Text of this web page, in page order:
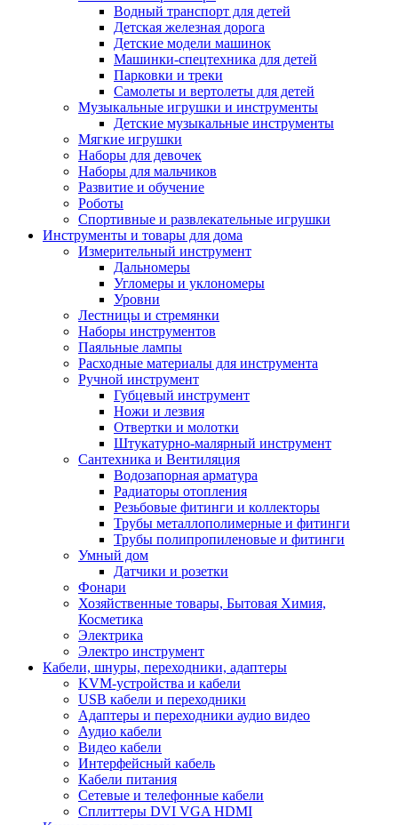
Водный транспорт для детей
Детская железная дорога
Детские модели машинок
Машинки-спецтехника для детей
Парковки и треки
Самолеты и вертолеты для детей
Музыкальные игрушки и инструменты
Детские музыкальные инструменты
Мягкие игрушки
Наборы для девочек
Наборы для мальчиков
Развитие и обучение
Роботы
Спортивные и развлекательные игрушки
Инструменты и товары для дома
Измерительный инструмент
Дальномеры
Угломеры и уклономеры
Уровни
Лестницы и стремянки
Наборы инструментов
Паяльные лампы
Расходные материалы для инструмента
Ручной инструмент
Губцевый инструмент
Ножи и лезвия
Отвертки и молотки
Штукатурно-малярный инструмент
Сантехника и Вентиляция
Водозапорная арматура
Радиаторы отопления
Резьбовые фитинги и коллекторы
Трубы металлополимерные и фитинги
Трубы полипропиленовые и фитинги
Умный дом
Датчики и розетки
Фонари
Хозяйственные товары, Бытовая Химия,
Косметика
Электрика
Электро инструмент
Кабели, шнуры, переходники, адаптеры
KVM-устройства и кабели
USB кабели и переходники
Адаптеры и переходники аудио видео
Аудио кабели
Видео кабели
Интерфейсный кабель
Кабели питания
Сетевые и телефонные кабели
Сплиттеры DVI VGA HDMI